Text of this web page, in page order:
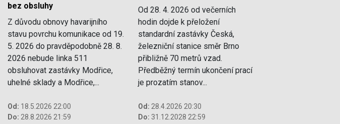
bez obsluhy
Z důvodu obnovy havarijního
stavu povrchu komunikace od 19.
5. 2026 do pravděpodobně 28. 8.
2026 nebude linka 511
obsluhovat zastávky Modřice,
uhelné sklady a Modřice,...
Od: 18.5.2026 22:00
Do: 28.8.2026 21:59
Od 28. 4. 2026 od večerních
hodin dojde k přeložení
standardní zastávky Česká,
železniční stanice směr Brno
přibližně 70 metrů vzad.
Předběžný termín ukončení prací
je prozatím stanov...
Od: 28.4.2026 20:30
Do: 31.12.2028 22:59